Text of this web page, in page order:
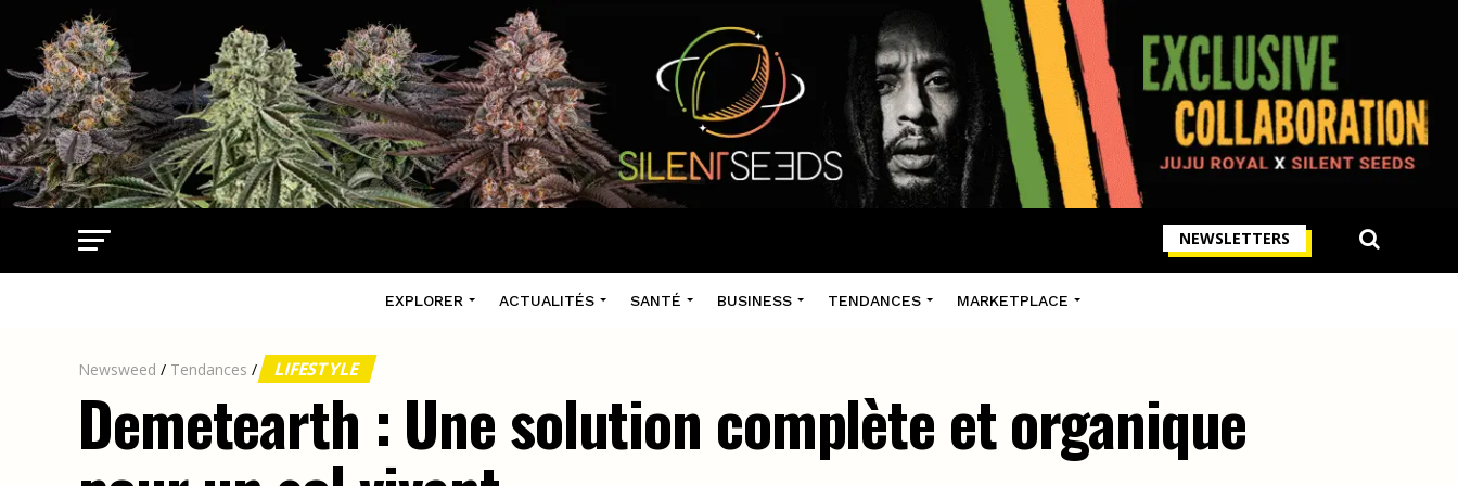
NEWSLETTERS
EXPLORER ACTUALITÉS SANTÉ BUSINESS TENDANCES MARKETPLACE
Newsweed / Tendances / LIFESTYLE
Demetearth : Une solution complète et organique